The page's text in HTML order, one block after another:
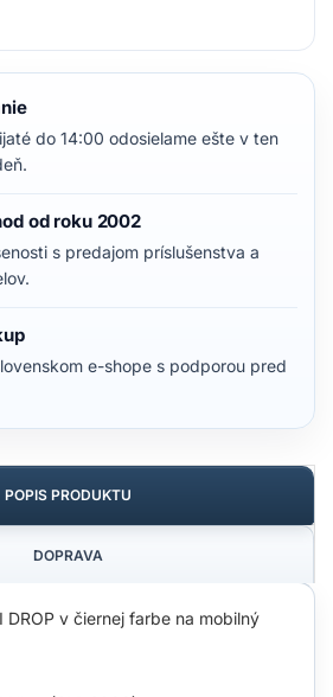
do 14:00 odosielame ešte v ten
od roku 2002
s predajom príslušenstva a
e-shope s podporou pred
POPIS PRODUKTU
DOPRAVA
DROP v čiernej farbe na mobilný